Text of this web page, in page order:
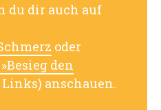
du dir auch auf
oder
den
anschauen.